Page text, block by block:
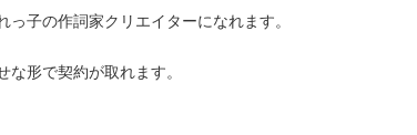
っ子の作詞家クリエイターになれます。
な形で契約が取れます。